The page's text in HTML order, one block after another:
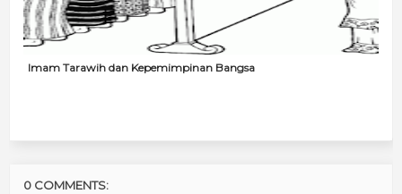
Imam Tarawih dan Kepemimpinan Bangsa
0 COMMENTS: